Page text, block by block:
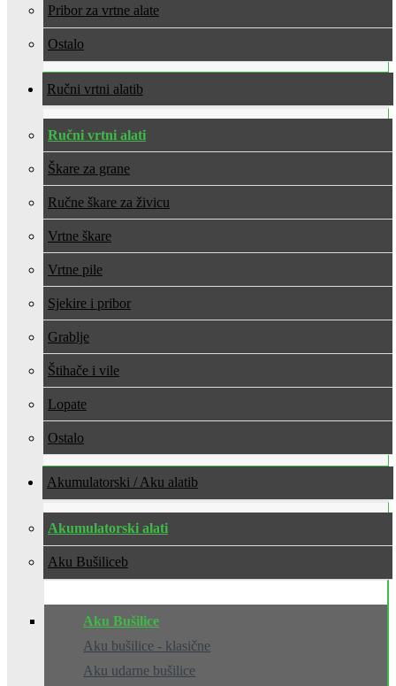
Pribor za vrtne alate
Ostalo
Ručni vrtni alati
Ručni vrtni alati
Škare za grane
Ručne škare za živicu
Vrtne škare
Vrtne pile
Sjekire i pribor
Grablje
Štihače i vile
Lopate
Ostalo
Akumulatorski / Aku alati
Akumulatorski alati
Aku Bušilice
Aku Bušilice
Aku bušilice - klasične
Aku udarne bušilice